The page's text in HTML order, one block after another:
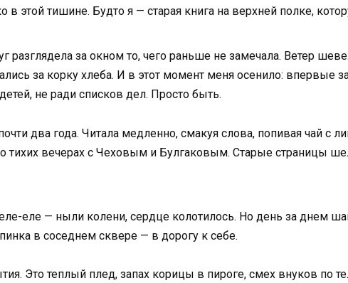
этой тишине. Будто я — старая книга на верхней полке,
разглядела за окном то, чего раньше не замечала. Ветер
за корку хлеба. И в этот момент меня осенило: впервые
не ради списков дел. Просто быть.
два года. Читала медленно, смакуя слова, попивая чай с
тихих вечерах с Чеховым и Булгаковым. Старые страницы
еле — ныли колени, сердце колотилось. Но день за днем
в соседнем сквере — в дорогу к себе.
Это теплый плед, запах корицы в пироге, смех внуков по